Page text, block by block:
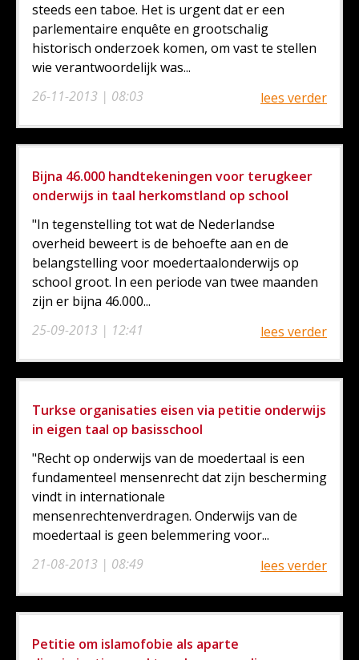
26-11-2013 | 08:03
steeds een taboe. Het is urgent dat er een
parlementaire enquête en grootschalig
historisch onderzoek komen, om vast te stellen
wie verantwoordelijk was...
lees verder
Bijna 46.000 handtekeningen voor terugkeer
onderwijs in taal herkomstland op school
25-09-2013 | 12:41
"In tegenstelling tot wat de Nederlandse
overheid beweert is de behoefte aan en de
belangstelling voor moedertaalonderwijs op
school groot. In een periode van twee maanden
zijn er bijna 46.000...
lees verder
Turkse organisaties eisen via petitie onderwijs
in eigen taal op basisschool
21-08-2013 | 08:49
"Recht op onderwijs van de moedertaal is een
fundamenteel mensenrecht dat zijn bescherming
vindt in internationale
mensenrechtenverdragen. Onderwijs van de
moedertaal is geen belemmering voor...
lees verder
Petitie om islamofobie als aparte